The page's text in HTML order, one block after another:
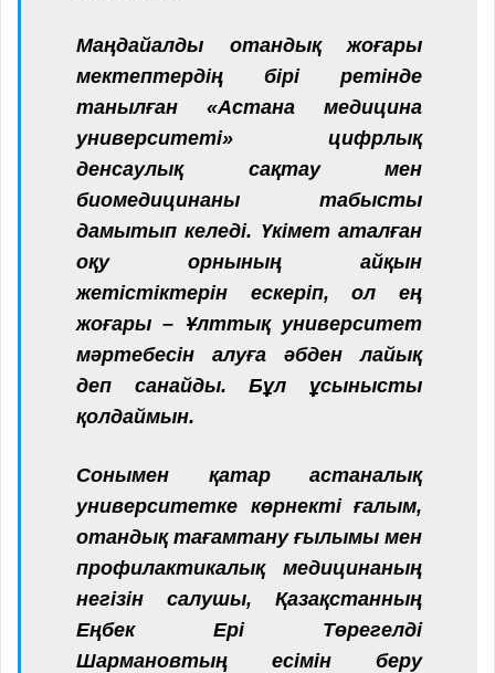
Маңдайалды отандық жоғары
мектептердің бірі ретінде
танылған «Астана медицина
университеті» цифрлық
денсаулық сақтау мен
биомедицинаны табысты
дамытып келеді. Үкімет аталған
оқу орнының айқын
жетістіктерін ескеріп, ол ең
жоғары – Ұлттық университет
мәртебесін алуға әбден лайық
деп санайды. Бұл ұсынысты
қолдаймын.
Сонымен қатар астаналық
университетке көрнекті ғалым,
отандық тағамтану ғылымы мен
профилактикалық медицинаның
негізін салушы, Қазақстанның
Еңбек Ері Төрегелді
Шармановтың есімін беру